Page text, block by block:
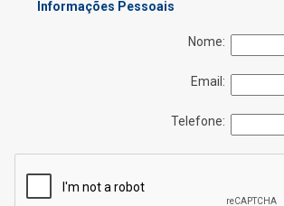
Informações Pessoais
Nome:
Email:
Telefone: